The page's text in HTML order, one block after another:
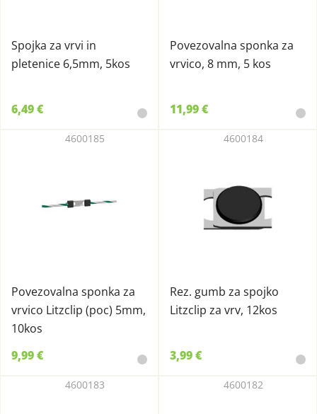
Spojka za vrvi in
pletenice 6,5mm, 5kos
6,49 €
Povezovalna sponka za
vrvico, 8 mm, 5 kos
11,99 €
Povezovalna sponka za
vrvico Litzclip (poc) 5mm,
10kos
4600185
9,99 €
Rez. gumb za spojko
Litzclip za vrv, 12kos
4600184
3,99 €
4600183 4600182